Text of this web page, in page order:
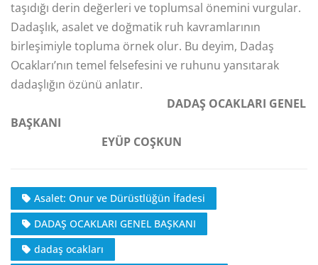
taşıdığı derin değerleri ve toplumsal önemini vurgular.
Dadaşlık, asalet ve doğmatik ruh kavramlarının
birleşimiyle topluma örnek olur. Bu deyim, Dadaş
Ocakları’nın temel felsefesini ve ruhunu yansıtarak
dadaşlığın özünü anlatır.
DADAŞ OCAKLARI GENEL
BAŞKANI
EYÜP COŞKUN
Asalet: Onur ve Dürüstlüğün İfadesi
DADAŞ OCAKLARI GENEL BAŞKANI
dadaş ocakları